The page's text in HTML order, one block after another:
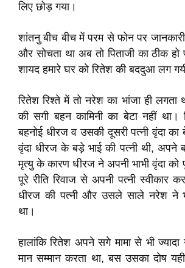
लिए छोड़ गया।
शांतनु बीच बीच में परम से फोन पर
और सोचता था अब तो पिताजी का ठीक हो
शायद हमारे घर को रितेश की बददुआ लग
रितेश रिश्ते में तो नरेश का भांजा ही
की सगी बहन कामिनी का बेटा नहीं
बहनोई धीरज व उसकी दूसरी पत्नी वृंदा का
वृंदा धीरज के बड़े भाई की पत्नी थी, अपने
मृत्यु के कारण धीरज ने अपनी भाभी वृंदा
पूरे रीति रिवाज से अपनी पत्नी स्वीकार
धीरज की पत्नी और उसले साले नरेश ने
था।
हालांकि रितेश अपने सगे मामा से भी
मान सम्मान करता था, बस उसका दोष